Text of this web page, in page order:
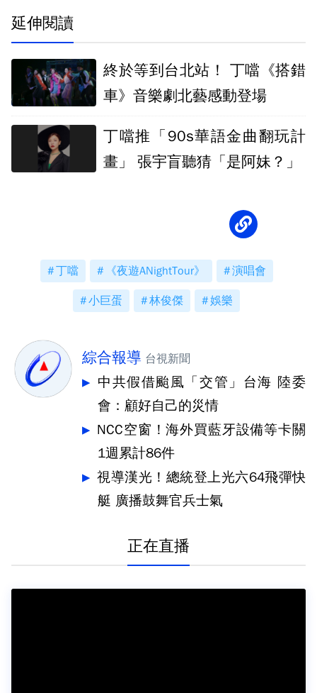
延伸閱讀
終於等到台北站！ 丁噹《搭錯
車》音樂劇北藝感動登場
丁噹推「90s華語金曲翻玩計
畫」 張宇盲聽猜「是阿妹？」
丁噹 《夜遊ANightTour》 演唱會
小巨蛋 林俊傑 娛樂
綜合報導 台視新聞
中共假借颱風「交管」台海 陸委
會：顧好自己的災情
NCC空窗！海外買藍牙設備等卡關
1週累計86件
視導漢光！總統登上光六64飛彈快
艇 廣播鼓舞官兵士氣
正在直播